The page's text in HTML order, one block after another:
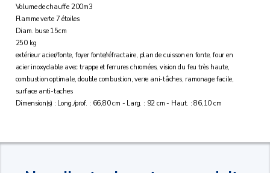
Volume de chauffe 200m3
Flamme verte 7 étoiles
Diam. buse 15cm
250 kg
extérieur acier/fonte, foyer fonte/réfractaire, plan de cuisson en fonte, four en
acier inoxydable avec trappe et ferrures chromées, vision du feu très haute,
combustion optimale, double combustion, verre ani-tâches, ramonage facile,
surface anti-taches
Dimension(s) : Long./prof. : 66,80 cm - Larg. : 92 cm - Haut. : 86,10 cm